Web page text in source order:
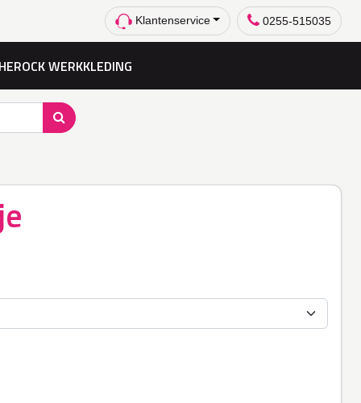
Klantenservice 0255-515035
WERKKLEDING